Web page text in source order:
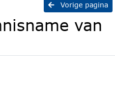
Vorige pagina
van